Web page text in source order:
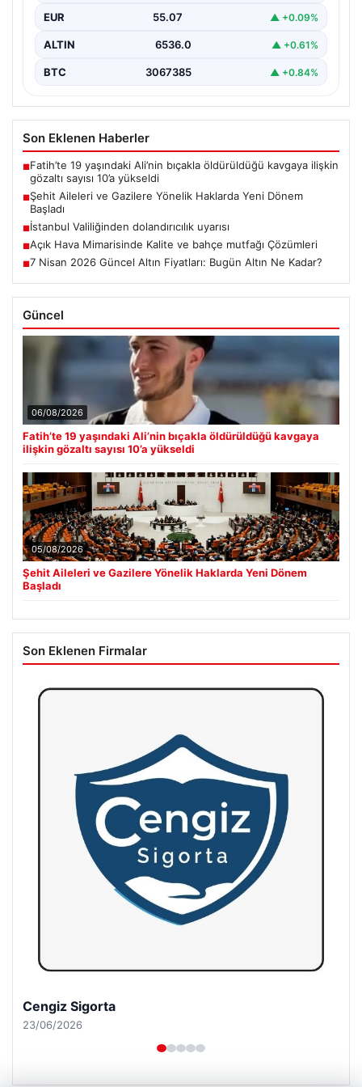
EUR 55.07 ▲ +0.09%
ALTIN 6536.0 ▲ +0.61%
BTC 3067385 ▲ +0.84%
Son Eklenen Haberler
■Fatih’te 19 yaşındaki Ali’nin bıçakla öldürüldüğü kavgaya ilişkin
gözaltı sayısı 10’a yükseldi
■Şehit Aileleri ve Gazilere Yönelik Haklarda Yeni Dönem
Başladı
■İstanbul Valiliğinden dolandırıcılık uyarısı
■Açık Hava Mimarisinde Kalite ve bahçe mutfağı Çözümleri
■7 Nisan 2026 Güncel Altın Fiyatları: Bugün Altın Ne Kadar?
Güncel
06/08/2026
Fatih’te 19 yaşındaki Ali’nin bıçakla öldürüldüğü kavgaya
ilişkin gözaltı sayısı 10’a yükseldi
05/08/2026
Şehit Aileleri ve Gazilere Yönelik Haklarda Yeni Dönem
Başladı
Son Eklenen Firmalar
Hastaş Beton
26/05/2026